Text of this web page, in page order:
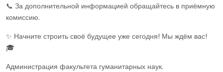
📞 За дополнительной информацией обращайтесь в приёмную
комиссию.
✨ Начните строить своё будущее уже сегодня! Мы ждём вас!
🎓
Администрация факультета гуманитарных наук.